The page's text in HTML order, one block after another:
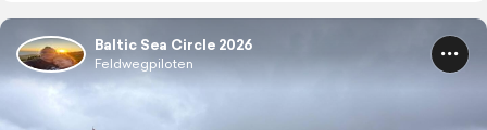
Baltic Sea Circle 2026
Feldwegpiloten